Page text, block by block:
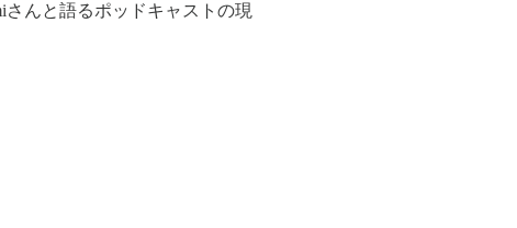
さんと語るポッドキャストの現